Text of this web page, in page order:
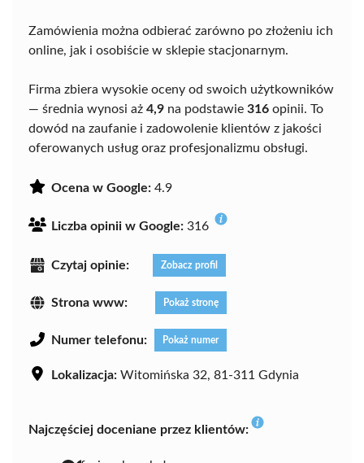
Zamówienia można odbierać zarówno po złożeniu ich
online, jak i osobiście w sklepie stacjonarnym.
Firma zbiera wysokie oceny od swoich użytkowników
— średnia wynosi aż 4,9 na podstawie 316 opinii. To
dowód na zaufanie i zadowolenie klientów z jakości
oferowanych usług oraz profesjonalizmu obsługi.
Ocena w Google: 4.9
Liczba opinii w Google: 316
Czytaj opinie: Zobacz profil
Strona www: Pokaż stronę
Numer telefonu: Pokaż numer
Lokalizacja: Witomińska 32, 81-311 Gdynia
Najczęściej doceniane przez klientów: